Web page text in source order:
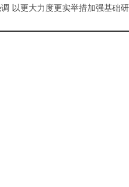
以更大力度更实举措加强基础